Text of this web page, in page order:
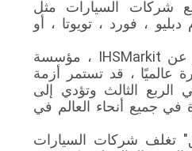
شركات السيارات مثل
، فورد ، تويوتا ، أو
وفقًا لآخر تقرير صادر عن IHSMarkit ، مؤسسة
عالميًا ، قد تستمر أزمة
الثالث وتؤدي إلى
سيارة في جميع أنحاء العالم في
تغلف شركات السيارات